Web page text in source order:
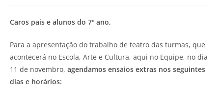
Caros pais e alunos do 7º ano,
Para a apresentação do trabalho de teatro das turmas, que
acontecerá no Escola, Arte e Cultura, aqui no Equipe, no dia
11 de novembro, agendamos ensaios extras nos seguintes
dias e horários: